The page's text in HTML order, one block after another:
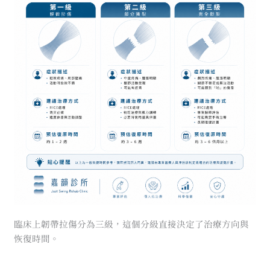
臨床上韌帶拉傷分為三級，這個分級直接決定了治療方向與
恢復時間。